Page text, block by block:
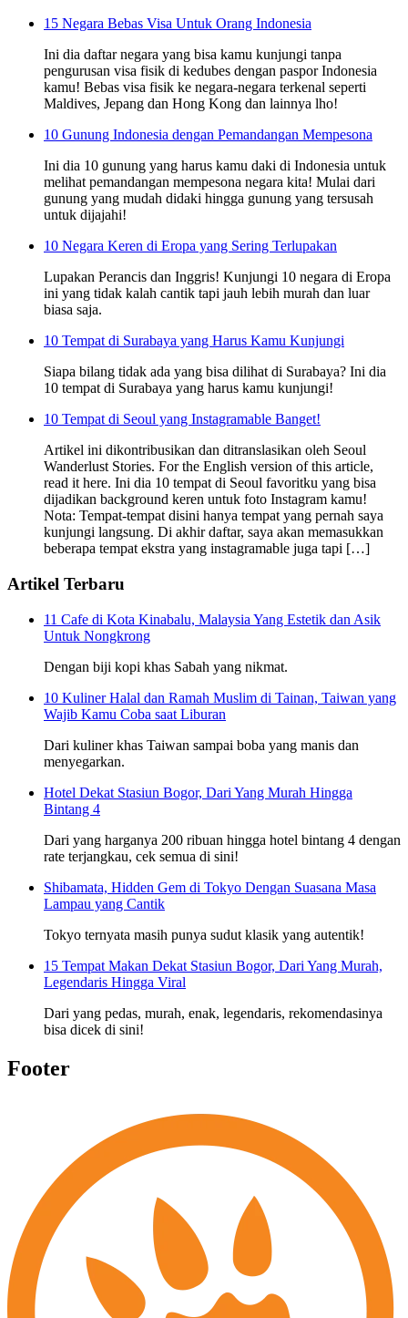
15 Negara Bebas Visa Untuk Orang Indonesia
Ini dia daftar negara yang bisa kamu kunjungi tanpa
pengurusan visa fisik di kedubes dengan paspor Indonesia
kamu! Bebas visa fisik ke negara-negara terkenal seperti
Maldives, Jepang dan Hong Kong dan lainnya lho!
10 Gunung Indonesia dengan Pemandangan Mempesona
Ini dia 10 gunung yang harus kamu daki di Indonesia untuk
melihat pemandangan mempesona negara kita! Mulai dari
gunung yang mudah didaki hingga gunung yang tersusah
untuk dijajahi!
10 Negara Keren di Eropa yang Sering Terlupakan
Lupakan Perancis dan Inggris! Kunjungi 10 negara di Eropa
ini yang tidak kalah cantik tapi jauh lebih murah dan luar
biasa saja.
10 Tempat di Surabaya yang Harus Kamu Kunjungi
Siapa bilang tidak ada yang bisa dilihat di Surabaya? Ini dia
10 tempat di Surabaya yang harus kamu kunjungi!
10 Tempat di Seoul yang Instagramable Banget!
Artikel ini dikontribusikan dan ditranslasikan oleh Seoul
Wanderlust Stories. For the English version of this article,
read it here. Ini dia 10 tempat di Seoul favoritku yang bisa
dijadikan background keren untuk foto Instagram kamu!
Nota: Tempat-tempat disini hanya tempat yang pernah saya
kunjungi langsung. Di akhir daftar, saya akan memasukkan
beberapa tempat ekstra yang instagramable juga tapi […]
Artikel Terbaru
11 Cafe di Kota Kinabalu, Malaysia Yang Estetik dan Asik
Untuk Nongkrong
Dengan biji kopi khas Sabah yang nikmat.
10 Kuliner Halal dan Ramah Muslim di Tainan, Taiwan yang
Wajib Kamu Coba saat Liburan
Dari kuliner khas Taiwan sampai boba yang manis dan
menyegarkan.
Hotel Dekat Stasiun Bogor, Dari Yang Murah Hingga
Bintang 4
Dari yang harganya 200 ribuan hingga hotel bintang 4 dengan
rate terjangkau, cek semua di sini!
Shibamata, Hidden Gem di Tokyo Dengan Suasana Masa
Lampau yang Cantik
Tokyo ternyata masih punya sudut klasik yang autentik!
15 Tempat Makan Dekat Stasiun Bogor, Dari Yang Murah,
Legendaris Hingga Viral
Dari yang pedas, murah, enak, legendaris, rekomendasinya
bisa dicek di sini!
Footer